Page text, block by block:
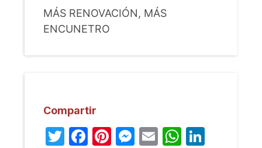
MÁS RENOVACIÓN, MÁS
ENCUNETRO
Compartir
Twitter
Facebook
Pinterest
Messenger
Email